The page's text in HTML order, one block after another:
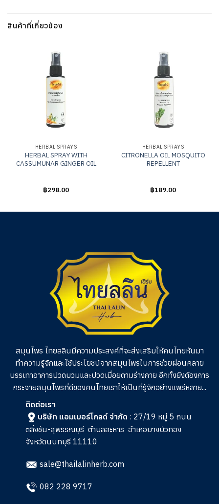
สินค้าที่เกี่ยวข้อง
HERBAL SPRAYS
HERBAL SPRAY WITH
CASSUMUNAR GINGER OIL
ให้
ตั้งแต่
฿298.00
HERBAL SPRAYS
CITRONELLA OIL MOSQUITO
REPELLENT
ให้
ตั้งแต่
฿189.00
สมุนไพร ไทยลลินมีความประสงค์ที่จะส่งเสริมให้คนไทยหันมา
ทำความรู้จักและใช้ประโยชน์จากสมุนไพรในการช่วยผ่อนคลาย
บรรเทาอาการปวดบวมและปวดเมื่อยตามร่างกาย อีกทั้งยังต้องการ
กระจายสมุนไพรที่ดีของคนไทยเราให้เป็นที่รู้จักอย่างแพร่หลาย...
ติดต่อเรา
บริษัท แอมเบอร์โกลด์ จำกัด : 27/19 หมู่ 5 ถนน
ตลิ่งชัน-สุพรรณบุรี ตำบลละหาร อำเภอบางบัวทอง
จังหวัดนนทบุรี 11110
sale@thailalinherb.com
082 228 9717